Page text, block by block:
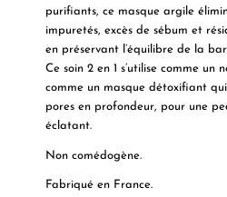
purifiants, ce masque argile
impuretés, excès de sébum et
en préservant l’équilibre de la
Ce soin 2 en 1 s’utilise comme un
comme un masque détoxifiant
pores en profondeur, pour une
éclatant.
Non comédogène.
Fabriqué en France.